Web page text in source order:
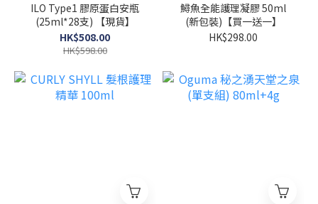
ILO Type1 膠原蛋白安瓶
(25ml*28支) 【現貨】
HK$508.00
HK$598.00
鱘魚全能護理凝膠 50ml
(新包裝)【買一送一】
HK$298.00